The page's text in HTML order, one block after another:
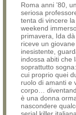
Roma anni ’80,
seriosa
tenta di vincere
weekend
primavera, Ida
riceve un
inesistente,
indossa abiti che
soprattutto
cui proprio quei
ruolo di amanti e
corpo…
è una donna
nascondere